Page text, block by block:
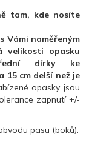
tam, kde nosíte
Vámi naměřeným
velikosti opasku
dírky ke
15 cm delší než je
opasky jsou
zapnutí +/-
pasu (boků).